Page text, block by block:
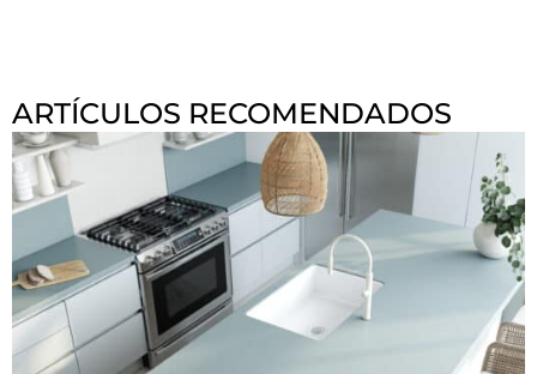
ARTÍCULOS RECOMENDADOS